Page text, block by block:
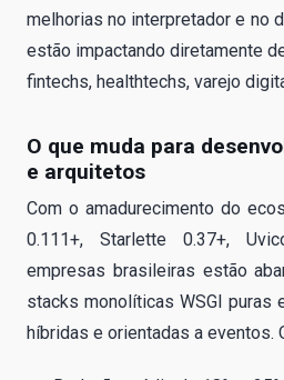
melhorias no interpretador e no
estão impactando diretamente
fintechs, healthtechs, varejo
O que muda para
e arquitetos
Com o amadurecimento do
0.111+, Starlette 0.37+,
empresas brasileiras estão
stacks monolíticas WSGI puras
híbridas e orientadas a eventos.